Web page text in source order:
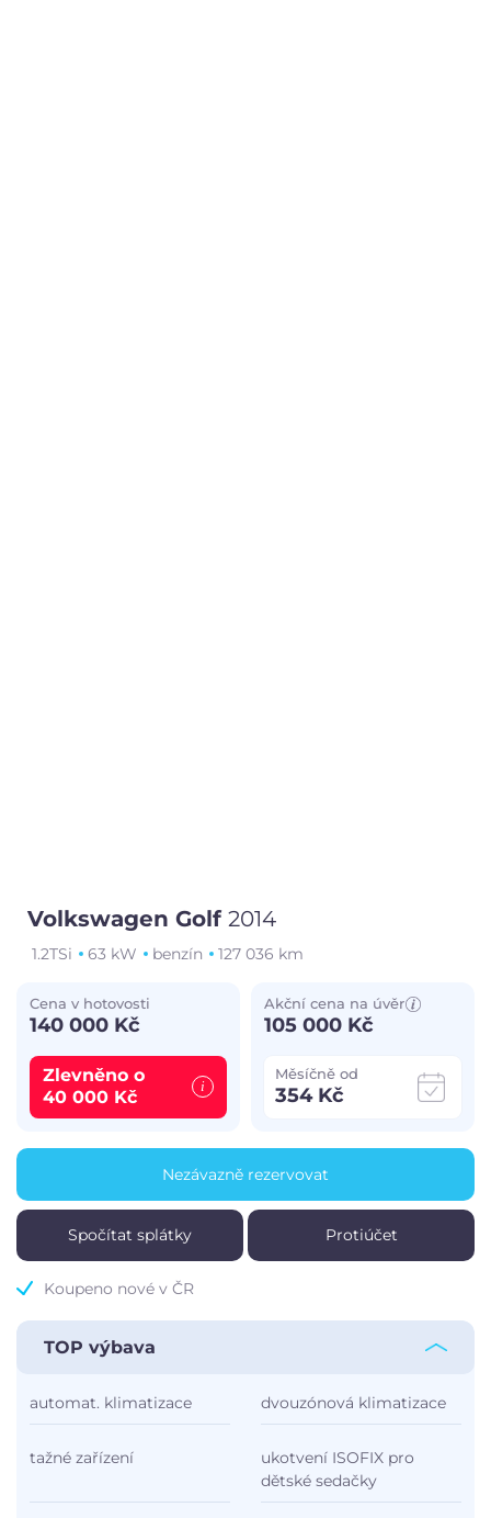
Volkswagen Golf2014
1.2TSi 63 kW benzín 127 036 km
Koupeno nové v ČR
Měsíčně od
354 Kč
Akční cena na úvěr
105 000 Kč
Zlevněno o
40 000 Kč
Cena v hotovosti
140 000 Kč
Spočítat splátky Protiúčet
Nezávazně rezervovat
TOP výbava
automat. klimatizace dvouzónová klimatizace
tažné zařízení
ukotvení ISOFIX pro
dětské sedačky